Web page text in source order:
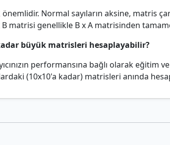
önemlidir. Normal sayıların aksine, matris
B matrisi genellikle B x A matrisinden
büyük matrisleri hesaplayabilir?
performansına bağlı olarak eğitim
(10x10'a kadar) matrisleri anında